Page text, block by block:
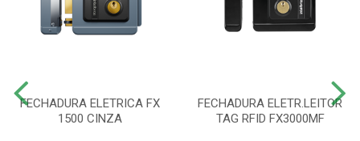
FECHADURA ELETRICA FX
1500 CINZA
FECHADURA ELETR.LEITOR
TAG RFID FX3000MF